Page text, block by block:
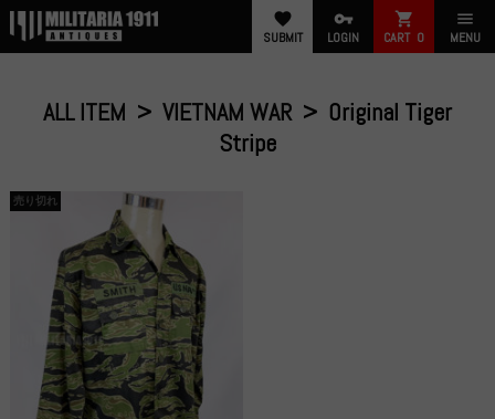
favorite
SUBMIT
vpn_key
LOGIN
shopping_cart
CART 0
menu
MENU
ALL ITEM VIETNAM WAR
Original Tiger
Stripe
売り切れ